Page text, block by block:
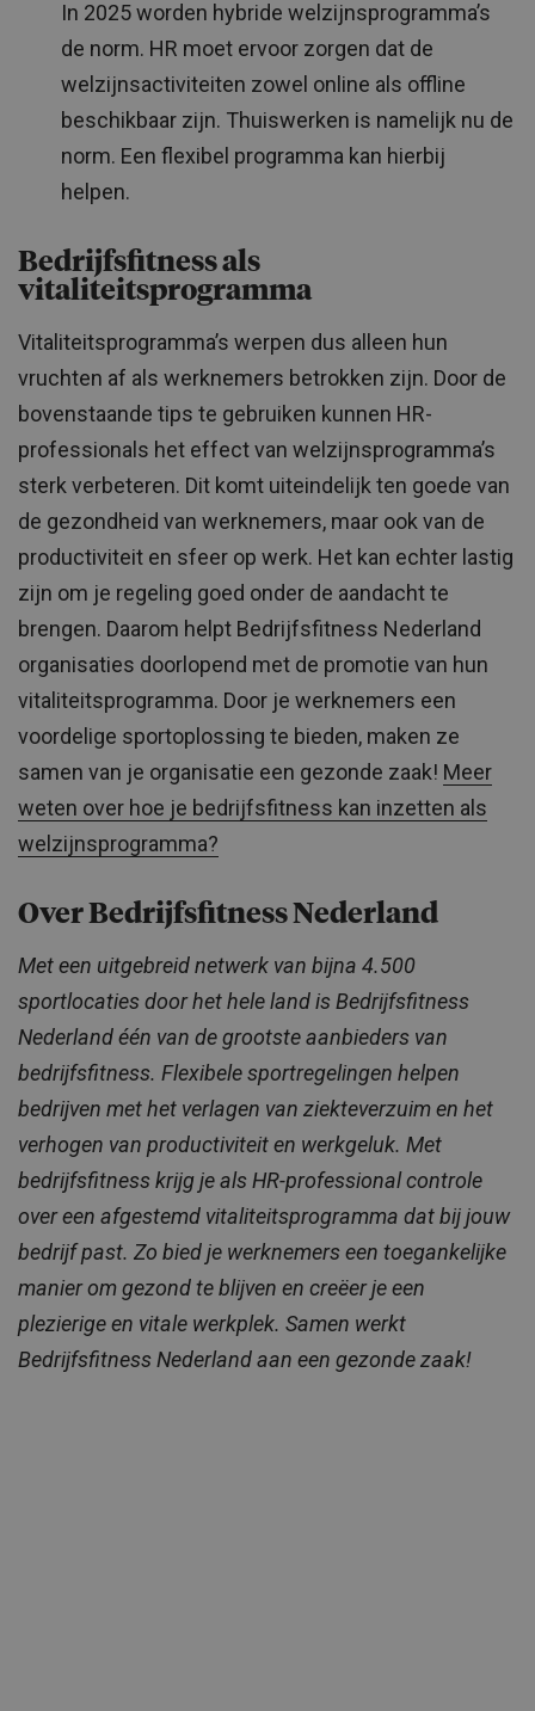
In 2025 worden hybride welzijnsprogramma’s
de norm. HR moet ervoor zorgen dat de
welzijnsactiviteiten zowel online als offline
beschikbaar zijn. Thuiswerken is namelijk nu de
norm. Een flexibel programma kan hierbij
helpen.
Bedrijfsfitness als
vitaliteitsprogramma
Vitaliteitsprogramma’s werpen dus alleen hun
vruchten af als werknemers betrokken zijn. Door de
bovenstaande tips te gebruiken kunnen HR-
professionals het effect van welzijnsprogramma’s
sterk verbeteren. Dit komt uiteindelijk ten goede van
de gezondheid van werknemers, maar ook van de
productiviteit en sfeer op werk. Het kan echter lastig
zijn om je regeling goed onder de aandacht te
brengen. Daarom helpt Bedrijfsfitness Nederland
organisaties doorlopend met de promotie van hun
vitaliteitsprogramma. Door je werknemers een
voordelige sportoplossing te bieden, maken ze
samen van je organisatie een gezonde zaak! Meer
weten over hoe je bedrijfsfitness kan inzetten als
welzijnsprogramma?
Over Bedrijfsfitness Nederland
Met een uitgebreid netwerk van bijna 4.500
sportlocaties door het hele land is Bedrijfsfitness
Nederland één van de grootste aanbieders van
bedrijfsfitness. Flexibele sportregelingen helpen
bedrijven met het verlagen van ziekteverzuim en het
verhogen van productiviteit en werkgeluk. Met
bedrijfsfitness krijg je als HR-professional controle
over een afgestemd vitaliteitsprogramma dat bij jouw
bedrijf past. Zo bied je werknemers een toegankelijke
manier om gezond te blijven en creëer je een
plezierige en vitale werkplek. Samen werkt
Bedrijfsfitness Nederland aan een gezonde zaak!